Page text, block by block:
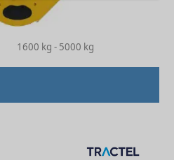
1600 kg - 5000 kg